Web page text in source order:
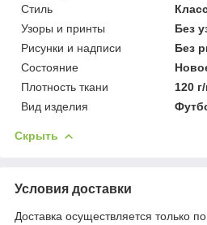
Стиль
Узоры и принты
Без
Рисунки и надписи
Без
Состояние
Плотность ткани
120
Вид изделия
Скрыть
Условия доставки
Доставка осуществляется только